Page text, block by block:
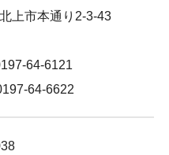
上市本通り2-3-43
64-6121
64-6622